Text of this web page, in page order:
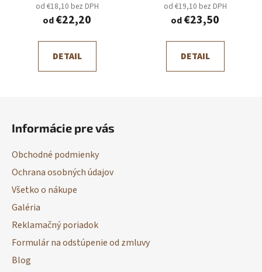
od €18,10 bez DPH
od€22,20
DETAIL
od €19,10 bez DPH
od€23,50
DETAIL
Informácie pre vás
Obchodné podmienky
Ochrana osobných údajov
Všetko o nákupe
Galéria
Reklamačný poriadok
Formulár na odstúpenie od zmluvy
Blog